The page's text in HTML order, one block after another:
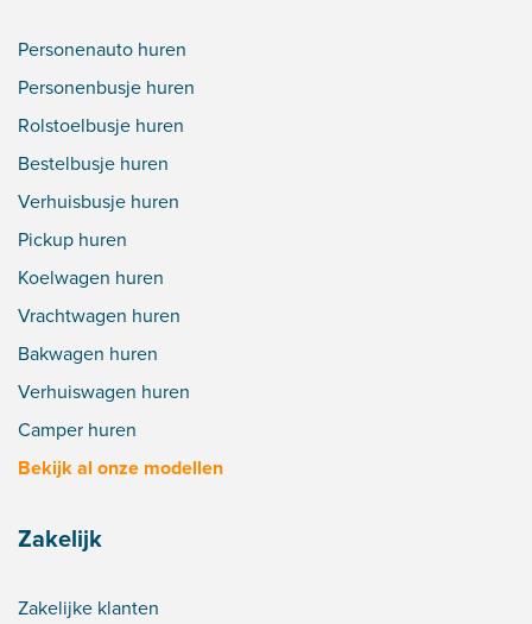
Personenauto huren
Personenbusje huren
Rolstoelbusje huren
Bestelbusje huren
Verhuisbusje huren
Pickup huren
Koelwagen huren
Vrachtwagen huren
Bakwagen huren
Verhuiswagen huren
Camper huren
Bekijk al onze modellen
Zakelijk
Zakelijke klanten